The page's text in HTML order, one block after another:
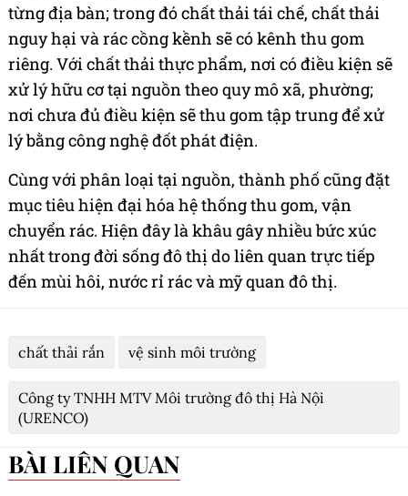
từng địa bàn; trong đó chất thải tái chế, chất thải
nguy hại và rác cồng kềnh sẽ có kênh thu gom
riêng. Với chất thải thực phẩm, nơi có điều kiện sẽ
xử lý hữu cơ tại nguồn theo quy mô xã, phường;
nơi chưa đủ điều kiện sẽ thu gom tập trung để xử
lý bằng công nghệ đốt phát điện.
Cùng với phân loại tại nguồn, thành phố cũng đặt
mục tiêu hiện đại hóa hệ thống thu gom, vận
chuyển rác. Hiện đây là khâu gây nhiều bức xúc
nhất trong đời sống đô thị do liên quan trực tiếp
đến mùi hôi, nước rỉ rác và mỹ quan đô thị.
chất thải rắn vệ sinh môi trường
Công ty TNHH MTV Môi trường đô thị Hà Nội
(URENCO)
BÀI LIÊN QUAN